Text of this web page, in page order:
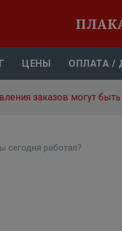
ЦЕНЫ ОПЛАТА /
заказов могут
сегодня работал?